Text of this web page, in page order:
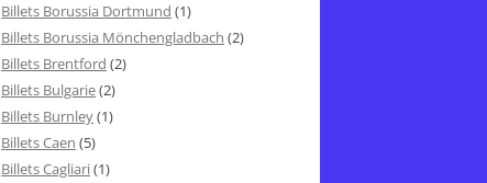
Billets Borussia Dortmund (1)
Billets Borussia Mönchengladbach (2)
Billets Brentford (2)
Billets Bulgarie(2)
Billets Burnley(1)
Billets Caen (5)
Billets Cagliari(1)